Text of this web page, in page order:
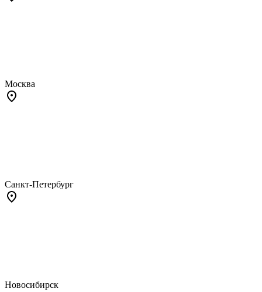
Москва
Санкт-Петербург
Новосибирск